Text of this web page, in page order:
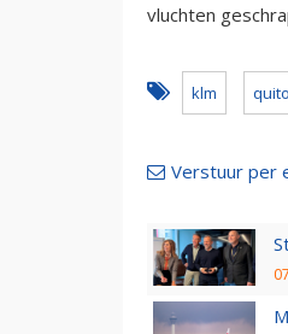
vluchten
klm quito
Verstuur per